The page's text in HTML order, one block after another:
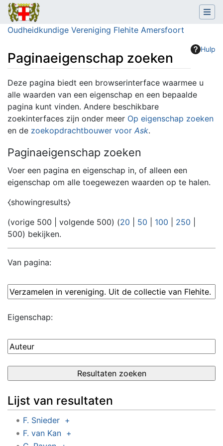
Oudheidkundige Vereniging Flehite Amersfoort
Hulp
Paginaeigenschap zoeken
Ga naar:navigatie, zoeken
Deze pagina biedt een browserinterface waarmee u
alle waarden van een eigenschap en een bepaalde
pagina kunt vinden. Andere beschikbare
zoekinterfaces zijn onder meer Op eigenschap zoeken
en de zoekopdrachtbouwer voor Ask.
Paginaeigenschap zoeken
Voer een pagina en eigenschap in, of alleen een
eigenschap om alle toegewezen waarden op te halen.
⧼showingresults⧽
(vorige 500 volgende 500) (20 50 100 250
500) bekijken.
Van pagina:
Eigenschap:
Lijst van resultaten
F. Snieder +
F. van Kan +